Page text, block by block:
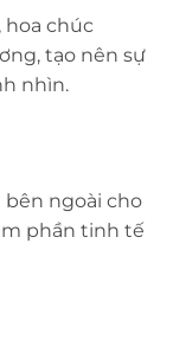
hoa chúc
tạo nên sự
nhìn.
bên ngoài cho
phần tinh tế